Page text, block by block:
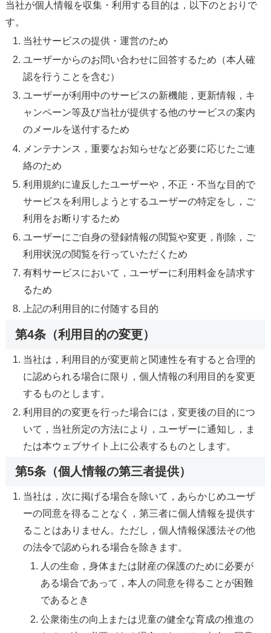
当社が個人情報を収集・利用する目的は，以下のとおりで
す。
当社サービスの提供・運営のため
ユーザーからのお問い合わせに回答するため（本人確
認を行うことを含む）
ユーザーが利用中のサービスの新機能，更新情報，キ
ャンペーン等及び当社が提供する他のサービスの案内
のメールを送付するため
メンテナンス，重要なお知らせなど必要に応じたご連
絡のため
利用規約に違反したユーザーや，不正・不当な目的で
サービスを利用しようとするユーザーの特定をし，ご
利用をお断りするため
ユーザーにご自身の登録情報の閲覧や変更，削除，ご
利用状況の閲覧を行っていただくため
有料サービスにおいて，ユーザーに利用料金を請求す
るため
上記の利用目的に付随する目的
第4条（利用目的の変更）
当社は，利用目的が変更前と関連性を有すると合理的
に認められる場合に限り，個人情報の利用目的を変更
するものとします。
利用目的の変更を行った場合には，変更後の目的につ
いて，当社所定の方法により，ユーザーに通知し，ま
たは本ウェブサイト上に公表するものとします。
第5条（個人情報の第三者提供）
当社は，次に掲げる場合を除いて，あらかじめユーザ
ーの同意を得ることなく，第三者に個人情報を提供す
ることはありません。ただし，個人情報保護法その他
の法令で認められる場合を除きます。
人の生命，身体または財産の保護のために必要が
ある場合であって，本人の同意を得ることが困難
であるとき
公衆衛生の向上または児童の健全な育成の推進の